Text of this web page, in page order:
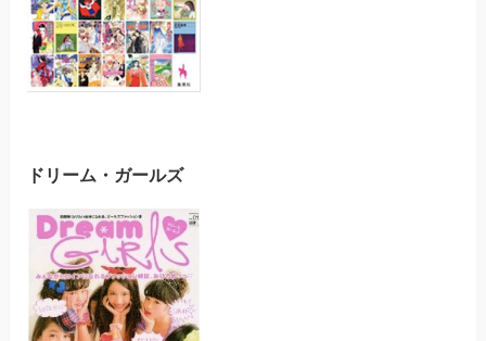
ドリーム・ガールズ